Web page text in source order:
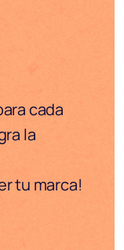
cada
la
tu marca!